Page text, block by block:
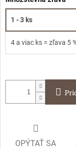
1 - 3 ks
4 a viac ks = zľava 5
OPÝTAŤ SA